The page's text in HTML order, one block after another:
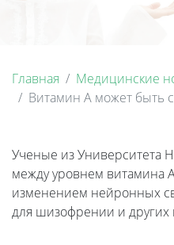
Главная
Медицинские
Витамин А может быть
Ученые из Университета
между уровнем витамина
изменением нейронных
для шизофрении и других